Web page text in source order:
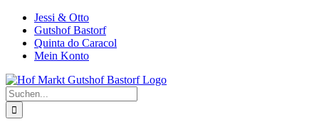
Zum
Inhalt
springen
Jessi & Otto
Gutshof Bastorf
Quinta do Caracol
Mein Konto
Suche
nach: